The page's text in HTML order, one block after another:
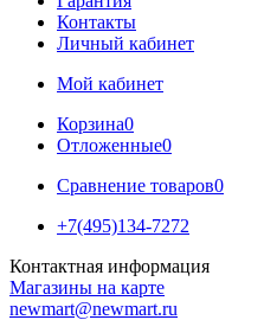
Контакты
Личный кабинет
Мой кабинет
Корзина0
Отложенные0
Сравнение товаров0
+7(495)134-7272
Контактная информация
Магазины на карте
newmart@newmart.ru